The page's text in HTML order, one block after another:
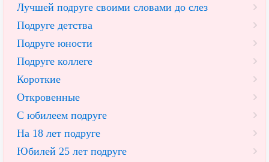
Лучшей подруге своими словами до слез
Подруге детства
Подруге юности
Подруге коллеге
Короткие
Откровенные
С юбилеем подруге
На 18 лет подруге
Юбилей 25 лет подруге